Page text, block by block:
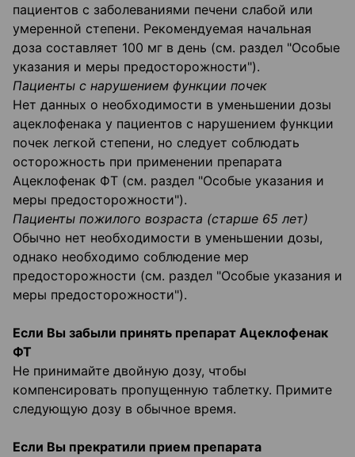
пациентов с заболеваниями печени слабой или
умеренной степени. Рекомендуемая начальная
доза составляет 100 мг в день (см. раздел "Особые
указания и меры предосторожности").
Пациенты с нарушением функции почек
Нет данных о необходимости в уменьшении дозы
ацеклофенака у пациентов с нарушением функции
почек легкой степени, но следует соблюдать
осторожность при применении препарата
Ацеклофенак ФТ (см. раздел "Особые указания и
меры предосторожности").
Пациенты пожилого возраста (старше 65 лет)
Обычно нет необходимости в уменьшении дозы,
однако необходимо соблюдение мер
предосторожности (см. раздел "Особые указания и
меры предосторожности").
Если Вы забыли принять препарат Ацеклофенак
ФТ
Не принимайте двойную дозу, чтобы
компенсировать пропущенную таблетку. Примите
следующую дозу в обычное время.
Если Вы прекратили прием препарата